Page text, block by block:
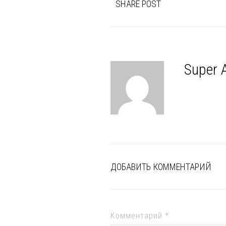
SHARE POST
Super
ДОБАВИТЬ КОММЕНТАРИЙ
Комментарий *